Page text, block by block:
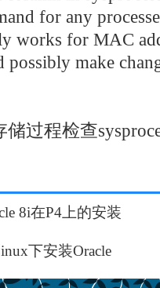
for any
works for MAC
possibly make
过程检查
8i在P4上的安装
下安装Oracle